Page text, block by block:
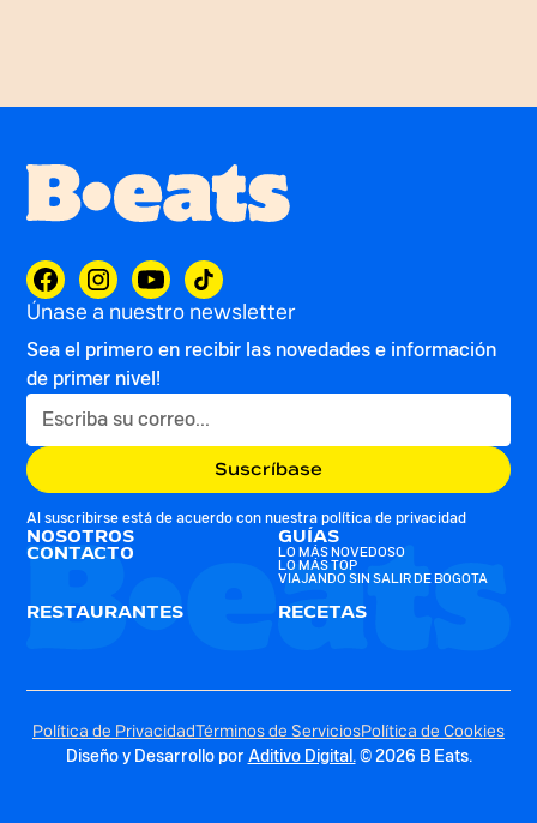
Únase a nuestro newsletter
Sea el primero en recibir las novedades e información
de primer nivel!
Al suscribirse está de acuerdo con nuestrapolítica de privacidad
NOSOTROS
CONTACTO
RESTAURANTES
GUÍAS
LO MÁS NOVEDOSO
LO MÁS TOP
VIAJANDO SIN SALIR DE BOGOTA
RECETAS
Política de PrivacidadTérminos de ServiciosPolítica de Cookies
Diseño y Desarrollo por Aditivo Digital.© 2026 B Eats.